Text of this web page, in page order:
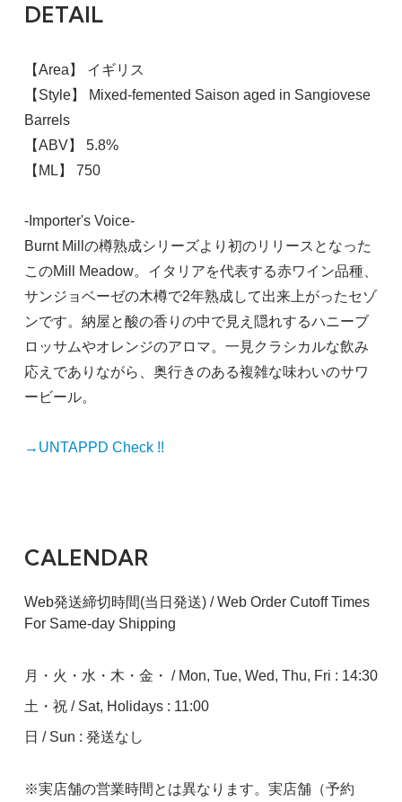
DETAIL
【Area】 イギリス
【Style】 Mixed-femented Saison aged in Sangiovese
Barrels
【ABV】 5.8%
【ML】 750
-Importer's Voice-
Burnt Millの樽熟成シリーズより初のリリースとなった
このMill Meadow。イタリアを代表する赤ワイン品種、
サンジョベーゼの木樽で2年熟成して出来上がったセゾ
ンです。納屋と酸の香りの中で見え隠れするハニーブ
ロッサムやオレンジのアロマ。一見クラシカルな飲み
応えでありながら、奥行きのある複雑な味わいのサワ
ービール。
→UNTAPPD Check !!
CALENDAR
Web発送締切時間(当日発送) / Web Order Cutoff Times
For Same-day Shipping
月・火・水・木・金・ / Mon, Tue, Wed, Thu, Fri : 14:30
土・祝 / Sat, Holidays : 11:00
日 / Sun : 発送なし
※実店舗の営業時間とは異なります。実店舗（予約